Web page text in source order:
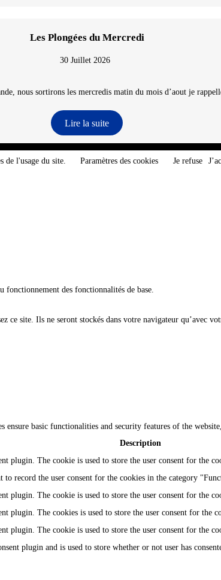
Les Plongées du Mercredi
30 Juillet 2026
nous sortirons les mercredis matin du mois d’aout je
Lire la suite
de l'usage du site. Paramètres des cookies Je refuse
fonctionnement des fonctionnalités de base.
site. Ils ne seront stockés dans votre navigateur qu’avec
basic functionalities and security features of the
Description
plugin. The cookie is used to store the user consent for the
to record the user consent for the cookies in the category
plugin. The cookie is used to store the user consent for the
plugin. The cookies is used to store the user consent for the
plugin. The cookie is used to store the user consent for the
plugin and is used to store whether or not user has